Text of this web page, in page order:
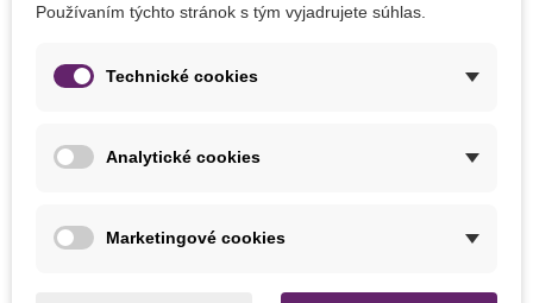
MOHLI BYSTE EŠTE POTREBOVAŤ
Používaním týchto stránok s tým vyjadrujete súhlas.
Technické cookies
Analytické cookies
Marketingové cookies